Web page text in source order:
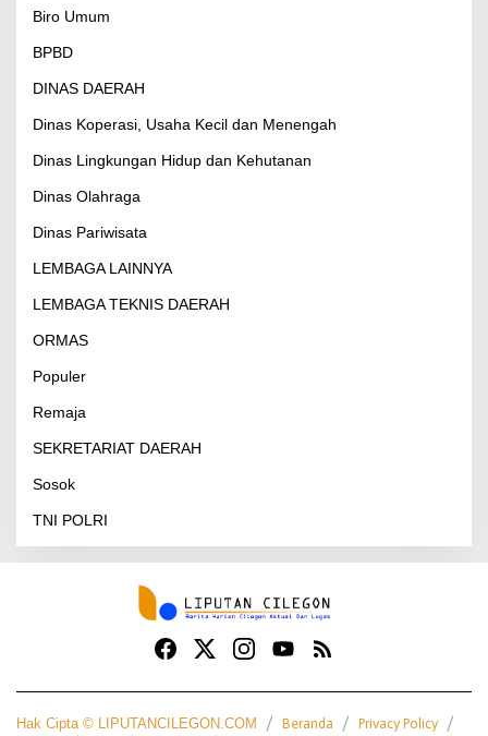
Biro Umum
BPBD
DINAS DAERAH
Dinas Koperasi, Usaha Kecil dan Menengah
Dinas Lingkungan Hidup dan Kehutanan
Dinas Olahraga
Dinas Pariwisata
LEMBAGA LAINNYA
LEMBAGA TEKNIS DAERAH
ORMAS
Populer
Remaja
SEKRETARIAT DAERAH
Sosok
TNI POLRI
Hak Cipta © LIPUTANCILEGON.COM Beranda
Privacy Policy